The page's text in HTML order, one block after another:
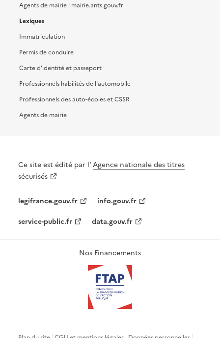
Agents de mairie : mairie.ants.gouv.fr
Lexiques
Immatriculation
Permis de conduire
Carte d'identité et passeport
Professionnels habilités de l'automobile
Professionnels des auto-écoles et CSSR
Agents de mairie
Ce site est édité par l'Agence nationale des titres
sécurisés
legifrance.gouv.fr
info.gouv.fr
service-public.fr
data.gouv.fr
Nos Financements